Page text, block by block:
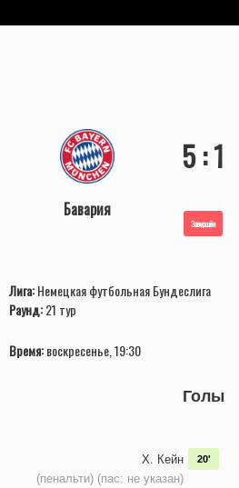
Бавария
5 : 1
Завершён
Лига:Немецкая футбольная Бундеслига
Раунд:21 тур
Время:воскресенье, 19:30
Голы
Х. Кейн
(пенальти) (пас: не указан)
20'